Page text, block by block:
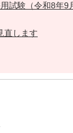
試験（令和8年9
直します